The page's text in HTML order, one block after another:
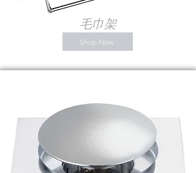
毛巾架
Shop Now